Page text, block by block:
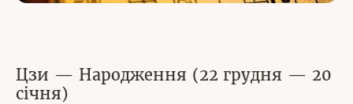
Цзи — Народження (22 грудня — 20
січня)